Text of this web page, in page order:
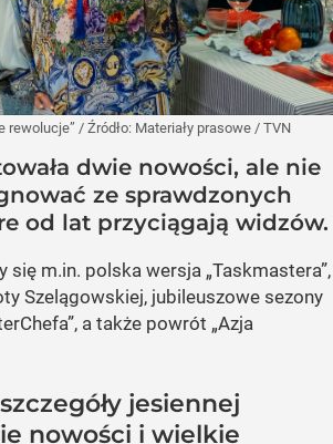
rewolucje” / Źródło: Materiały prasowe / TVN
dwie nowości, ale nie
ze sprawdzonych
od lat przyciągają widzów.
się m.in. polska wersja „Taskmastera”,
Szelągowskiej, jubileuszowe sezony
a także powrót „Azja
jesiennej
nowości i wielkie